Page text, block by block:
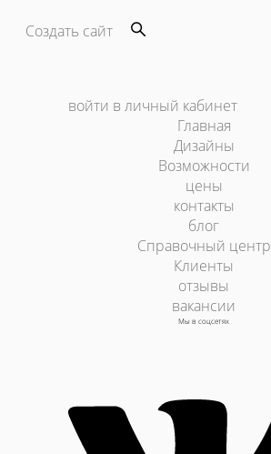
Создать сайт
войти в личный кабинет
Главная
Дизайны
Возможности
цены
контакты
блог
Справочный центр
Клиенты
отзывы
вакансии
Мы в соцсетях